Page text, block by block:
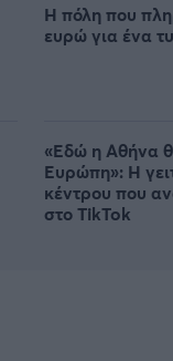
Η πόλη που
ευρώ για ένα
«Εδώ η Αθήνα
Ευρώπη»: H
κέντρου που
στο TikTok